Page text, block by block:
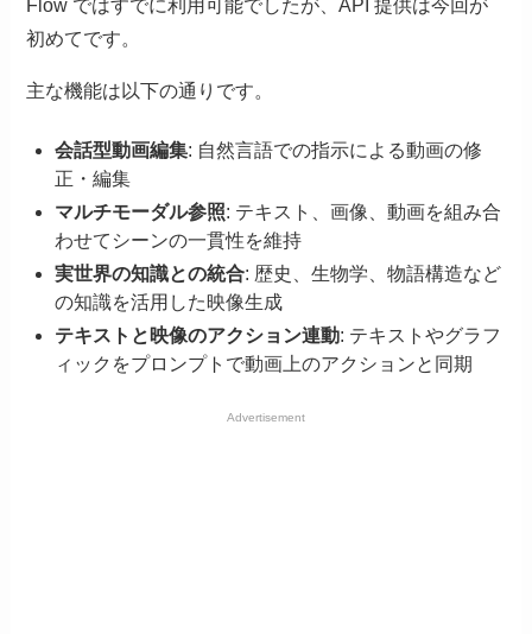
Flow ではすでに利用可能でしたが、API 提供は今回が
初めてです。
主な機能は以下の通りです。
会話型動画編集: 自然言語での指示による動画の修
正・編集
マルチモーダル参照: テキスト、画像、動画を組み合
わせてシーンの一貫性を維持
実世界の知識との統合: 歴史、生物学、物語構造など
の知識を活用した映像生成
テキストと映像のアクション連動: テキストやグラフ
ィックをプロンプトで動画上のアクションと同期
Advertisement